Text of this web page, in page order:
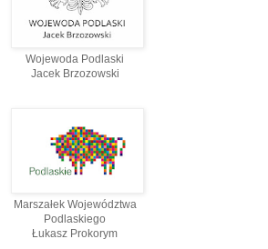
Wojewoda Podlaski
Jacek Brzozowski
Marszałek Województwa
Podlaskiego
Łukasz Prokorym